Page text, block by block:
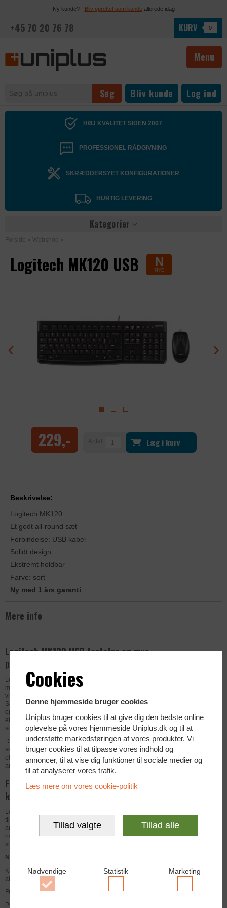
Cookies
Denne hjemmeside bruger cookies
Uniplus bruger cookies til at give dig den bedste online
oplevelse på vores hjemmeside Uniplus.dk og til at
understøtte markedsføringen af vores produkter. Vi
bruger cookies til at tilpasse vores indhold og
annoncer, til at vise dig funktioner til sociale medier og
til at analyserer vores trafik.
Læs mere om vores cookie-politik
Tillad valgte Tillad alle
Nødvendige Statistik Marketing
Ny kunde? - Bliv oprettet som kundeallerede idag
+45 70 20 76 78 KURV 0
Menu
Bliv kunde Log ind
HØJ KVALITET SIDEN 2007
PROFESSIONEL RÅDGIVNING
SKRÆDDERSYET KONFIGURATIONER
HURTIG LEVERING
Kategorier
Forside » Webshop »
Logitech MK120 USB N
NYE
‹ ›
229,- Læg i kurv
Beskrivelse:
Logitech MK120
Et godt all-round sæt
Forbindelse: USB kabel
Solidt design
Ekstremt holdbar
Farve: sort
Ny med 1 års garanti
Mere info
Logitech MK120 USB tastatur og mus –
pålideligt sæt til erhverv
Logitech MK120 er et klassisk og driftssikkert tastatur- og
musesæt med USB-kabel, der er ideelt til kontorer og
virksomheder, hvor stabilitet og funktionalitet er afgørende.
Sættet fra Logitech leverer en problemfri plug-and-play
oplevelse, så det hurtigt kan tilsluttes enhver stationær
eller bærbar computer uden behov for installation af
software.
Det fuldstørrelse tastatur sikrer en komfortabel
skriveoplevelse, mens den præcise optiske mus giver
effektiv navigation i daglig brug. MK120 er et oplagt valg til
arbejdspladser, der ønsker en solid og økonomisk løsning.
Fordele ved Logitech MK120 USB sæt til
kontor og virksomhed
Logitech MK120 er designet til professionel brug og
tilbyder høj holdbarhed samt pålidelig ydeevne i travle
arbejdsmiljøer. Det robuste design sikrer lang levetid,
hvilket gør sættet til en omkostningseffektiv investering for
virksomheder.
Nøglefunktioner:
Kablet USB tastatur og mus – stabil forbindelse uden
afbrydelser
Fuldt tastatur med komfortable og lydsvage taster
Præcis optisk mus til effektiv navigation